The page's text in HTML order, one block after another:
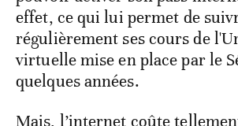
effet, ce qui lui permet de
régulièrement ses cours de
virtuelle mise en place par le
quelques années.
Mais, l’internet coûte